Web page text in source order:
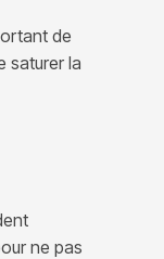
de
saturer la
ne pas